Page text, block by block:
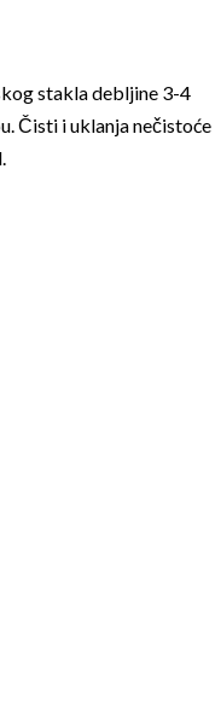
stakla debljine 3-4
Čisti i uklanja nečistoće